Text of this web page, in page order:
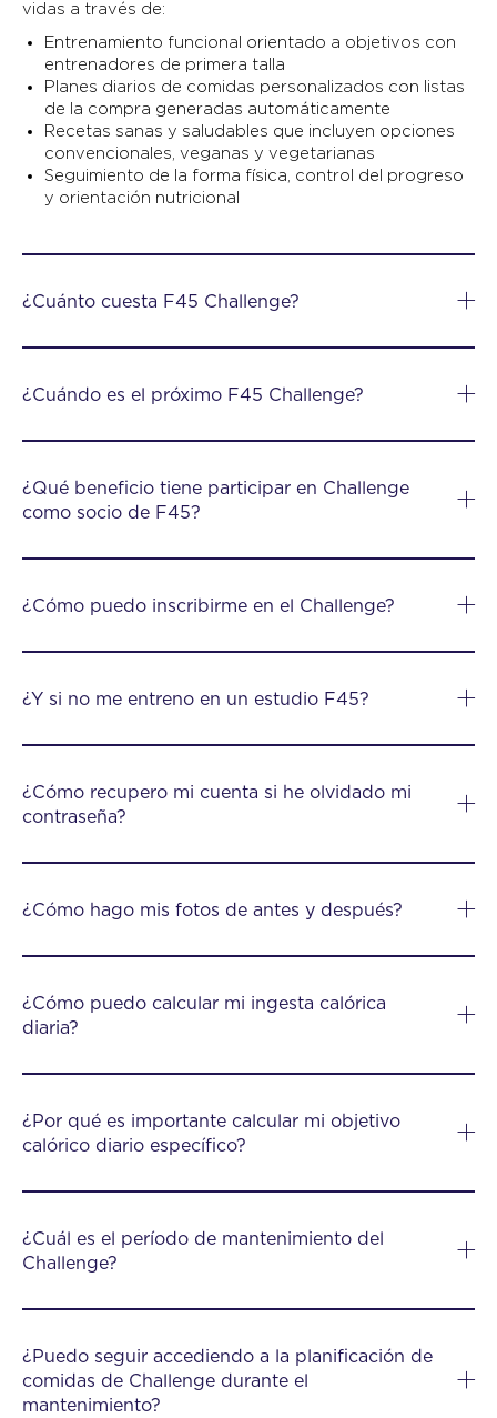
vidas a través de:
Entrenamiento funcional orientado a objetivos con
entrenadores de primera talla
Planes diarios de comidas personalizados con listas
de la compra generadas automáticamente
Recetas sanas y saludables que incluyen opciones
convencionales, veganas y vegetarianas
Seguimiento de la forma física, control del progreso
y orientación nutricional
¿Cuánto cuesta F45 Challenge?
¿Cuándo es el próximo F45 Challenge?
¿Qué beneficio tiene participar en Challenge
como socio de F45?
¿Cómo puedo inscribirme en el Challenge?
¿Y si no me entreno en un estudio F45?
¿Cómo recupero mi cuenta si he olvidado mi
contraseña?
¿Cómo hago mis fotos de antes y después?
¿Cómo puedo calcular mi ingesta calórica
diaria?
¿Por qué es importante calcular mi objetivo
calórico diario específico?
¿Cuál es el período de mantenimiento del
Challenge?
¿Puedo seguir accediendo a la planificación de
comidas de Challenge durante el
mantenimiento?